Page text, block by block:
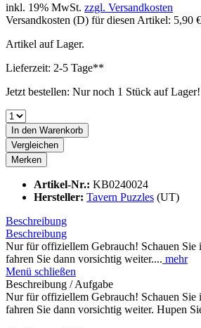
inkl. 19% MwSt. zzgl. Versandkosten
Versandkosten (D) für diesen Artikel: 5,90
Artikel auf Lager.
Lieferzeit: 2-5 Tage**
Jetzt bestellen: Nur noch 1 Stück auf Lager!
In den Warenkorb
Vergleichen
Merken
Artikel-Nr.: KB0240024
Hersteller: Tavern Puzzles (UT)
Beschreibung
Beschreibung
Nur für offiziellem Gebrauch! Schauen Sie
fahren Sie dann vorsichtig weiter.... mehr
Menü schließen
Beschreibung / Aufgabe
Nur für offiziellem Gebrauch! Schauen Sie
fahren Sie dann vorsichtig weiter. Hupen